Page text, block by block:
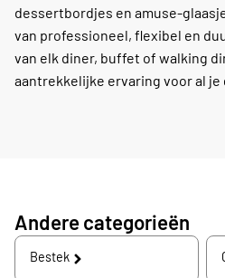
dessertbordjes en amuse-
van professioneel, flexibel en
van elk diner, buffet of walking
aantrekkelijke ervaring voor al je
Andere categorieën
Bestek